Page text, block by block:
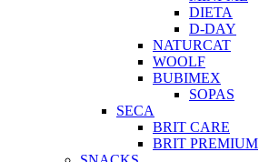
DIETA
D-DAY
NATURCAT
WOOLF
BUBIMEX
SOPAS
SECA
BRIT CARE
BRIT PREMIUM